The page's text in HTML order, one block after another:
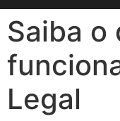
Saiba o
Legal